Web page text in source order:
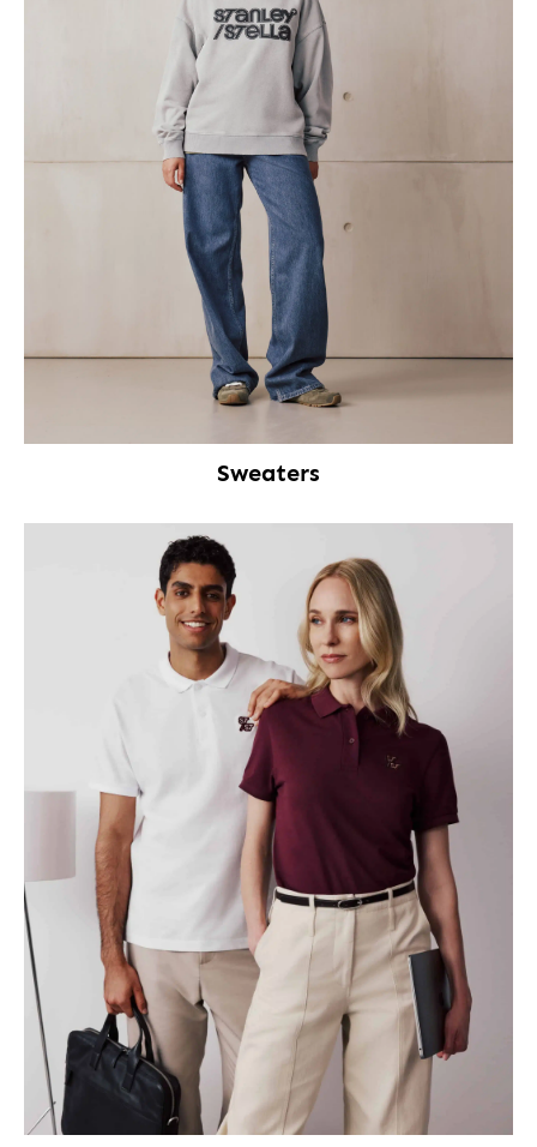
Sweaters